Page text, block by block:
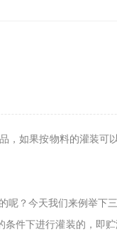
，如果按物料的灌装可
呢？今天我们来例举下三
条件下进行灌装的，即